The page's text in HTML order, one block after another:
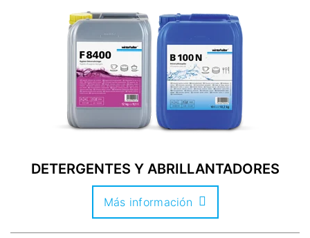
DETERGENTES Y ABRILLANTADORES
Más información